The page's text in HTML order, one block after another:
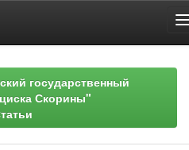
государственный
Скорины"